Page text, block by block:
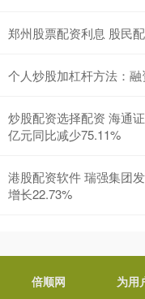
郑州股票配资利息 股民
个人炒股加杠杆方法：
炒股配资选择配资 海通
亿元同比减少75.11%
港股配资软件 瑞强集团
增长22.73%
倍顺网 为用